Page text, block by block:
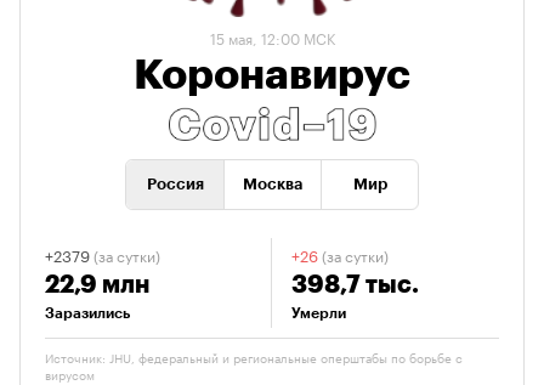
15 мая, 12:00 МСК
Коронавирус
Россия Москва Мир
+2379(за сутки)
22,9 млн
Заразились
+26(за сутки)
398,7 тыс.
Умерли
Источник: JHU, федеральный и региональные оперштабы по борьбе с
вирусом